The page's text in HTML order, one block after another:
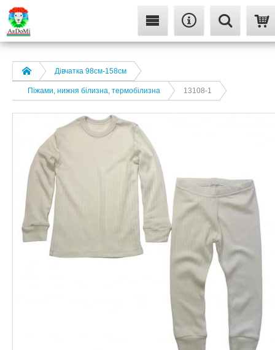
Дівчатка 98cм-158см
Піжами, нижня білизна, термобілизна 13108-1